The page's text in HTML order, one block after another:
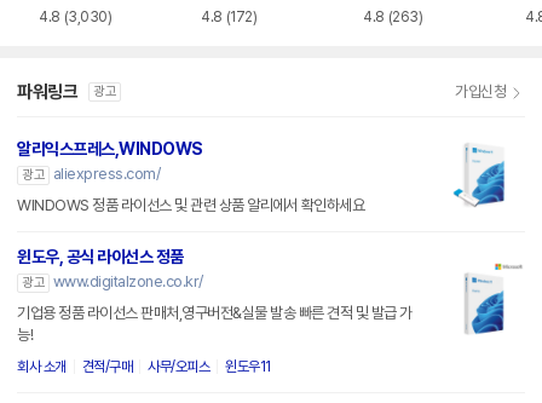
4.8 (3,030) 4.8 (172) 4.8 (263)
파워링크 광고 가입신청
알리익스프레스,WINDOWS
광고
aliexpress.com/
WINDOWS 정품 라이선스 및 관련 상품 알리에서 확인하세요
윈도우, 공식 라이선스 정품
광고 www.digitalzone.co.kr/
기업용 정품 라이선스 판매처,영구버전&실물 발송 빠른 견적 및 발급 가
능!
회사 소개 견적/구매 사무/오피스 윈도우11